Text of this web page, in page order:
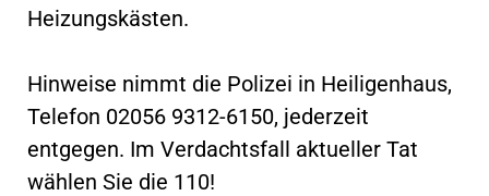
Heizungskästen.
Hinweise nimmt die Polizei in Heiligenhaus,
Telefon 02056 9312-6150, jederzeit
entgegen. Im Verdachtsfall aktueller Tat
wählen Sie die 110!